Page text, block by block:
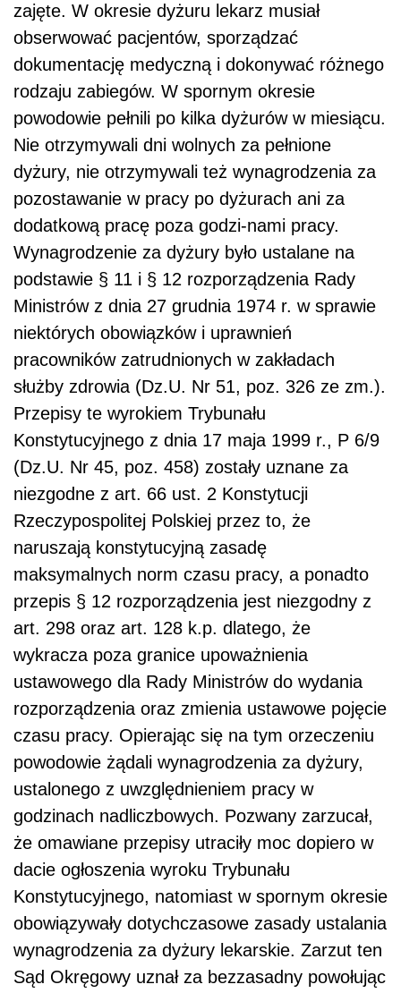
zajęte. W okresie dyżuru lekarz musiał
obserwować pacjentów, sporządzać
dokumentację medyczną i dokonywać różnego
rodzaju zabiegów. W spornym okresie
powodowie pełnili po kilka dyżurów w miesiącu.
Nie otrzymywali dni wolnych za pełnione
dyżury, nie otrzymywali też wynagrodzenia za
pozostawanie w pracy po dyżurach ani za
dodatkową pracę poza godzi-nami pracy.
Wynagrodzenie za dyżury było ustalane na
podstawie § 11 i § 12 rozporządzenia Rady
Ministrów z dnia 27 grudnia 1974 r. w sprawie
niektórych obowiązków i uprawnień
pracowników zatrudnionych w zakładach
służby zdrowia (Dz.U. Nr 51, poz. 326 ze zm.).
Przepisy te wyrokiem Trybunału
Konstytucyjnego z dnia 17 maja 1999 r., P 6/9
(Dz.U. Nr 45, poz. 458) zostały uznane za
niezgodne z art. 66 ust. 2 Konstytucji
Rzeczypospolitej Polskiej przez to, że
naruszają konstytucyjną zasadę
maksymalnych norm czasu pracy, a ponadto
przepis § 12 rozporządzenia jest niezgodny z
art. 298 oraz art. 128 k.p. dlatego, że
wykracza poza granice upoważnienia
ustawowego dla Rady Ministrów do wydania
rozporządzenia oraz zmienia ustawowe pojęcie
czasu pracy. Opierając się na tym orzeczeniu
powodowie żądali wynagrodzenia za dyżury,
ustalonego z uwzględnieniem pracy w
godzinach nadliczbowych. Pozwany zarzucał,
że omawiane przepisy utraciły moc dopiero w
dacie ogłoszenia wyroku Trybunału
Konstytucyjnego, natomiast w spornym okresie
obowiązywały dotychczasowe zasady ustalania
wynagrodzenia za dyżury lekarskie. Zarzut ten
Sąd Okręgowy uznał za bezzasadny powołując